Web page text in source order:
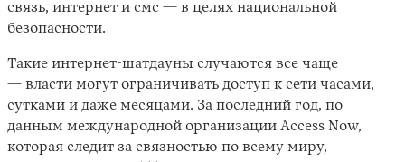
связь, интернет и смс — в целях национальной
безопасности.
Такие интернет-шатдауны случаются все чаще
— власти могут ограничивать доступ к сети часами,
сутками и даже месяцами. За последний год, по
данным международной организации Access Now,
которая следит за связностью по всему миру,